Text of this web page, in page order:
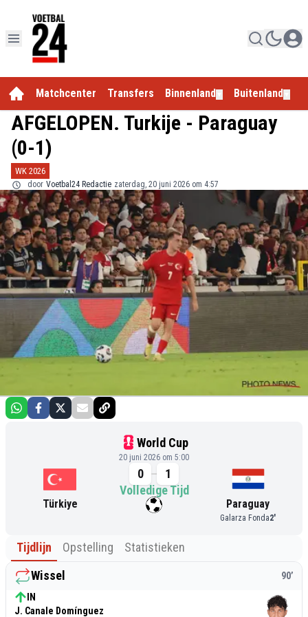
Matchcenter Transfers Binnenland Buitenland
AFGELOPEN. Turkije - Paraguay
(0-1)
WK 2026
door Voetbal24 Redactie zaterdag, 20 juni 2026 om 4:57
World Cup
20 juni 2026 om 5:00
Türkiye
0
1
Volledige Tijd
Paraguay
Galarza Fonda2'
Tijdlijn Opstelling
Statistieken
Wissel
90’
IN
J. Canale Domínguez